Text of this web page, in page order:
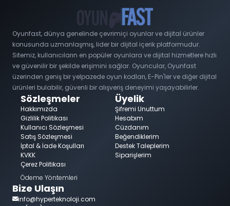
Oyunfast, dünya genelinde çevrimiçi oyunlar ve dijital ürünler
konusunda uzmanlaşmış, lider bir dijital içerik platformudur.
Sitemiz, kullanıcıların en popüler oyunlara ve dijital hizmetlere hızlı
ve güvenilir bir şekilde erişimini sağlar. Oyuncular, Oyunfast
üzerinden geniş bir yelpazede oyun kodları, E-Pin'ler ve diğer dijital
ürünleri bulabilir, güvenli bir alışveriş deneyimi yaşayabilirler.
Sözleşmeler
Hakkımızda
Gizlilik Politikası
Kullanıcı Sözleşmesi
Satış Sözleşmesi
İptal & İade Koşulları
KVKK
Çerez Politikası
Ödeme Yöntemleri
Üyelik
Şifremi Unuttum
Hesabım
Cüzdanım
Beğendiklerim
Destek Taleplerim
Siparişlerim
Bize Ulaşın
info@hyperteknoloji.com